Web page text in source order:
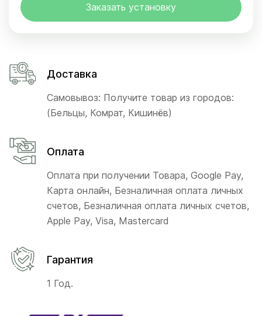
Заказать установку
Доставка
Самовывоз: Получите товар из городов:
(Бельцы, Комрат, Кишинёв)
Оплата
Оплата при получении Товара, Google Pay,
Карта онлайн, Безналичная оплата личных
счетов, Безналичная оплата личных счетов,
Apple Pay, Visa, Mastercard
Гарантия
1 Год.